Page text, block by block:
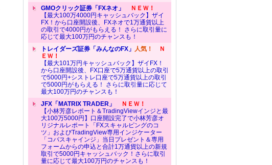
GMOクリック証券「FXネオ」
ＮＥＷ！
【最大100万4000円キャッシュバック】ザイ
FX！から口座開設後、FXネオで1万通貨以上
の取引で4000円がもらえる！ さらに取引量に
応じて最大100万円のチャンスも！
トレイダーズ証券「みんなのFX」 人気！
Ｎ
ＥＷ！
【最大101万円キャッシュバック】ザイFX！
から口座開設後、FX口座で5万通貨以上の取引
で5000円+シストレ口座で5万通貨以上の取引
で5000円がもらえる！ さらに取引量に応じて
最大100万円のチャンスも！
JFX「MATRIX TRADER」
ＮＥＷ！
【小林芳彦レポート＆TradingViewインジと最
大100万5000円】口座開設完了で小林芳彦オ
リジナルレポート「FXスキャルピングのコ
ツ」およびTradingView専用インジケーター
「コバスキャインジ」当日プレゼント＆専用
フォームからの申込と合計1万通貨以上の新規
取引で5000円キャッシュバック！さらに取引
量に応じて最大100万円のチャンスも！